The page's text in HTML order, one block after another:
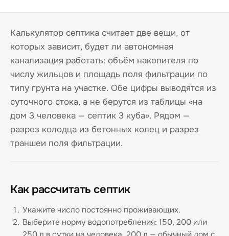
Калькулятор септика считает две вещи, от
которых зависит, будет ли автономная
канализация работать: объём накопителя по
числу жильцов и площадь поля фильтрации по
типу грунта на участке. Обе цифры выводятся из
суточного стока, а не берутся из таблицы «на
дом 3 человека — септик 3 куба». Рядом —
разрез колодца из бетонных колец и разрез
траншеи поля фильтрации.
Как рассчитать септик
Укажите число постоянно проживающих.
Выберите норму водопотребления: 150, 200 или